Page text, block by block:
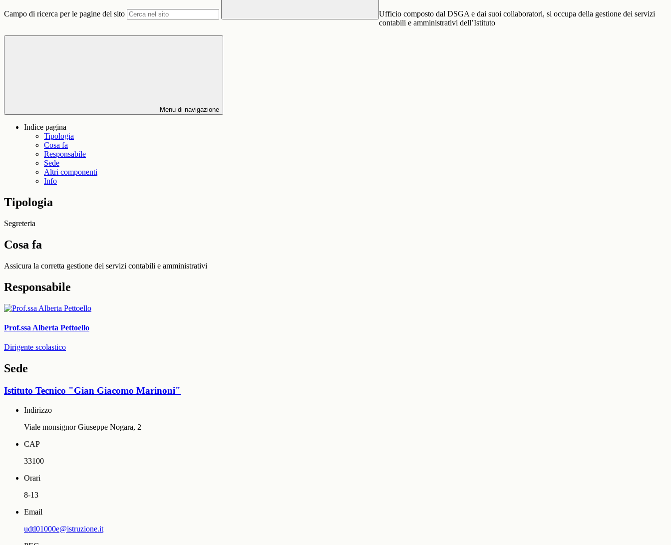
Campo di ricerca per le pagine del sito
Ufficio composto dal DSGA e dai suoi collaboratori, si occupa della gestione dei servizi
contabili e amministrativi dell’Istituto
Menu di navigazione
Indice pagina
Tipologia
Cosa fa
Responsabile
Sede
Altri componenti
Info
Tipologia
Segreteria
Cosa fa
Assicura la corretta gestione dei servizi contabili e amministrativi
Responsabile
Prof.ssa Alberta Pettoello
Dirigente scolastico
Sede
Istituto Tecnico "Gian Giacomo Marinoni"
Indirizzo
Viale monsignor Giuseppe Nogara, 2
CAP
33100
Orari
8-13
Email
udtl01000e@istruzione.it